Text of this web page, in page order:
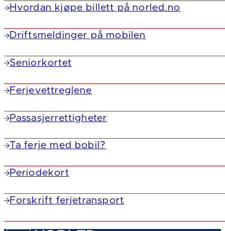
Hvordan kjøpe billett på norled.no
Driftsmeldinger på mobilen
Seniorkortet
Ferjevettreglene
Passasjerrettigheter
Ta ferje med bobil?
Periodekort
Forskrift ferjetransport